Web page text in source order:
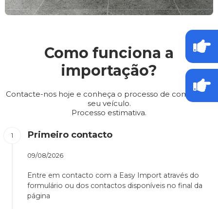
Como funciona a
importação?
Contacte-nos hoje e conheça o processo de compra do
seu veículo.
Processo estimativa.
Primeiro contacto
09/08/2026
Entre em contacto com a Easy Import através do
formulário ou dos contactos disponíveis no final da
página